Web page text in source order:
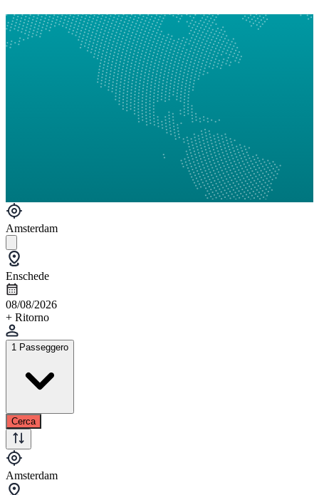
Amsterdam
Enschede
08/08/2026
+ Ritorno
1 Passeggero
Cerca
Amsterdam